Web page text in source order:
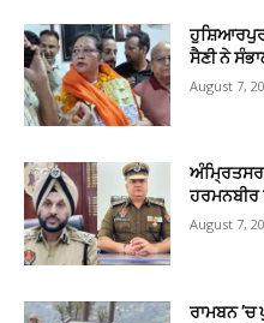
ਹੁਸ਼ਿਆਰਪੁਰ
ਸੈਣੀ ਨੇ
August 7,
ਅੰਮ੍ਰਿਤਸਰ
ਹਰਮਨਬੀਰ
August 7,
ਰਾਮਬਨ